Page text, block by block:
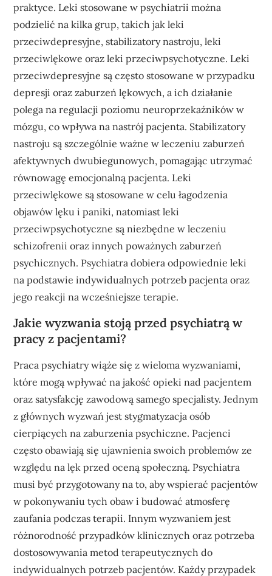
praktyce. Leki stosowane w psychiatrii można
podzielić na kilka grup, takich jak leki
przeciwdepresyjne, stabilizatory nastroju, leki
przeciwlękowe oraz leki przeciwpsychotyczne. Leki
przeciwdepresyjne są często stosowane w przypadku
depresji oraz zaburzeń lękowych, a ich działanie
polega na regulacji poziomu neuroprzekaźników w
mózgu, co wpływa na nastrój pacjenta. Stabilizatory
nastroju są szczególnie ważne w leczeniu zaburzeń
afektywnych dwubiegunowych, pomagając utrzymać
równowagę emocjonalną pacjenta. Leki
przeciwlękowe są stosowane w celu łagodzenia
objawów lęku i paniki, natomiast leki
przeciwpsychotyczne są niezbędne w leczeniu
schizofrenii oraz innych poważnych zaburzeń
psychicznych. Psychiatra dobiera odpowiednie leki
na podstawie indywidualnych potrzeb pacjenta oraz
jego reakcji na wcześniejsze terapie.
Jakie wyzwania stoją przed psychiatrą w
pracy z pacjentami?
Praca psychiatry wiąże się z wieloma wyzwaniami,
które mogą wpływać na jakość opieki nad pacjentem
oraz satysfakcję zawodową samego specjalisty. Jednym
z głównych wyzwań jest stygmatyzacja osób
cierpiących na zaburzenia psychiczne. Pacjenci
często obawiają się ujawnienia swoich problemów ze
względu na lęk przed oceną społeczną. Psychiatra
musi być przygotowany na to, aby wspierać pacjentów
w pokonywaniu tych obaw i budować atmosferę
zaufania podczas terapii. Innym wyzwaniem jest
różnorodność przypadków klinicznych oraz potrzeba
dostosowywania metod terapeutycznych do
indywidualnych potrzeb pacjentów. Każdy przypadek